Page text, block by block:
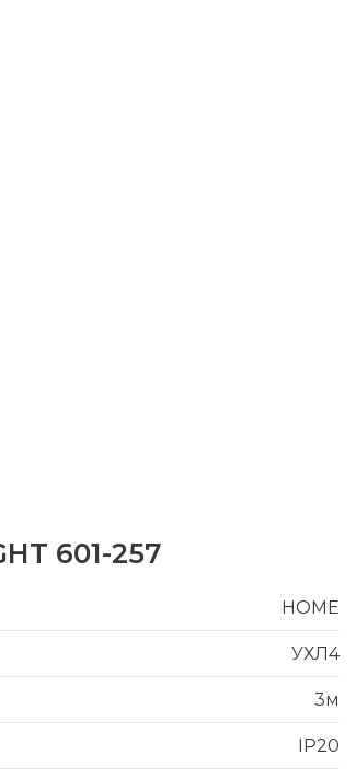
601-257
HOME
УХЛ4
3м
IP20